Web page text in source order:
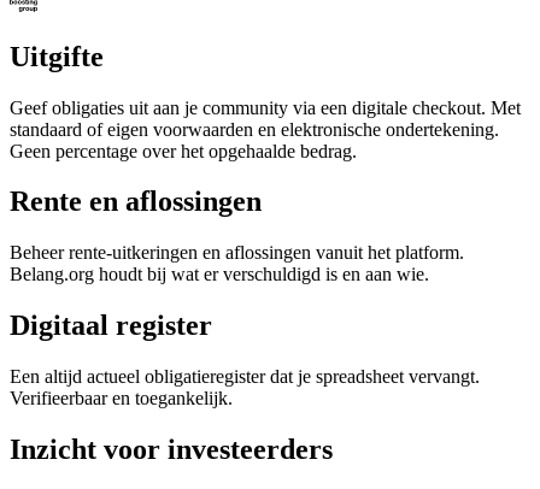
Uitgifte
Geef obligaties uit aan je community via een digitale checkout. Met
standaard of eigen voorwaarden en elektronische ondertekening.
Geen percentage over het opgehaalde bedrag.
Rente en aflossingen
Beheer rente-uitkeringen en aflossingen vanuit het platform.
Belang.org houdt bij wat er verschuldigd is en aan wie.
Digitaal register
Een altijd actueel obligatieregister dat je spreadsheet vervangt.
Verifieerbaar en toegankelijk.
Inzicht voor investeerders